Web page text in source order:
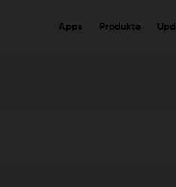
Apps Produkte